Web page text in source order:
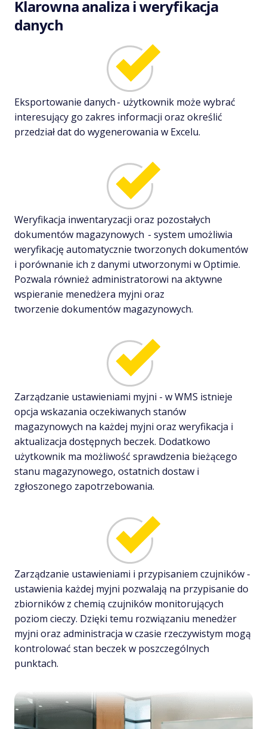
Klarowna analiza i weryfikacja
danych
Eksportowanie danych - użytkownik może wybrać
interesujący go zakres informacji oraz określić
przedział dat do wygenerowania w Excelu.
Weryfikacja inwentaryzacji oraz pozostałych
dokumentów magazynowych - system umożliwia
weryfikację automatycznie tworzonych dokumentów
i porównanie ich z danymi utworzonymi w Optimie.
Pozwala również administratorowi na aktywne
wspieranie menedżera myjni oraz
tworzenie dokumentów magazynowych.
Zarządzanie ustawieniami myjni - w WMS istnieje
opcja wskazania oczekiwanych stanów
magazynowych na każdej myjni oraz weryfikacja i
aktualizacja dostępnych beczek. Dodatkowo
użytkownik ma możliwość sprawdzenia bieżącego
stanu magazynowego, ostatnich dostaw i
zgłoszonego zapotrzebowania.
Zarządzanie ustawieniami i przypisaniem czujników -
ustawienia każdej myjni pozwalają na przypisanie do
zbiorników z chemią czujników monitorujących
poziom cieczy. Dzięki temu rozwiązaniu menedżer
myjni oraz administracja w czasie rzeczywistym mogą
kontrolować stan beczek w poszczególnych
punktach.